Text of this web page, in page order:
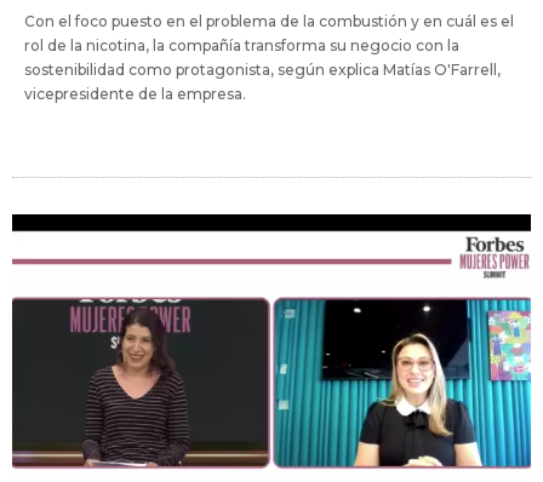
Con el foco puesto en el problema de la combustión y en cuál es el
rol de la nicotina, la compañía transforma su negocio con la
sostenibilidad como protagonista, según explica Matías O'Farrell,
vicepresidente de la empresa.